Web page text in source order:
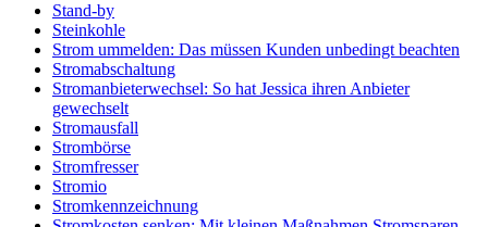
Stand-by
Steinkohle
Strom ummelden: Das müssen Kunden unbedingt beachten
Stromabschaltung
Stromanbieterwechsel: So hat Jessica ihren Anbieter
gewechselt
Stromausfall
Strombörse
Stromfresser
Stromio
Stromkennzeichnung